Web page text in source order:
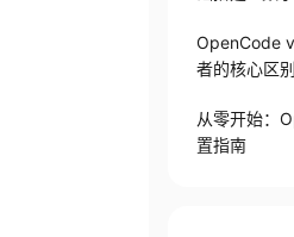
OpenCode
者的核心区
从零开始：
置指南